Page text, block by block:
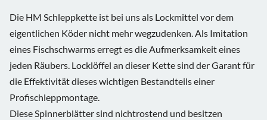
Die HM Schleppkette ist bei uns als Lockmittel vor dem
eigentlichen Köder nicht mehr wegzudenken. Als Imitation
eines Fischschwarms erregt es die Aufmerksamkeit eines
jeden Räubers. Locklöffel an dieser Kette sind der Garant für
die Effektivität dieses wichtigen Bestandteils einer
Profischleppmontage.
Diese Spinnerblätter sind nichtrostend und besitzen